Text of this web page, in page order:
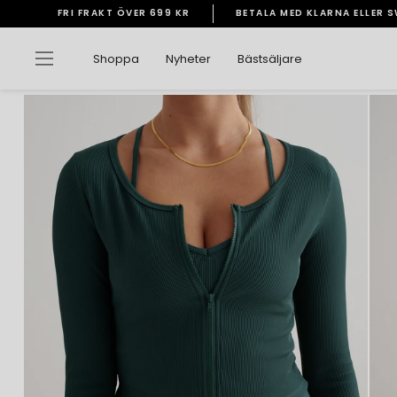
vidare
innehåll
Pausa
bildspelet
FRI FRAKT ÖVER 699 KR BETALA MED KLARNA ELLER
Sidnavigering
Shoppa Nyheter Bästsäljare